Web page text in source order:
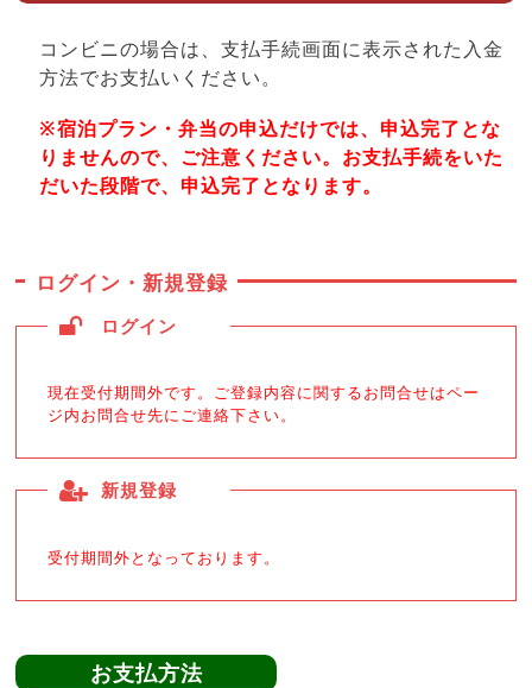
コンビニの場合は、支払手続画面に表示された入金
方法でお支払いください。
※宿泊プラン・弁当の申込だけでは、申込完了とな
りませんので、ご注意ください。お支払手続をいた
だいた段階で、申込完了となります。
ログイン・新規登録
ログイン
現在受付期間外です。ご登録内容に関するお問合せはペー
ジ内お問合せ先にご連絡下さい。
新規登録
受付期間外となっております。
お支払方法